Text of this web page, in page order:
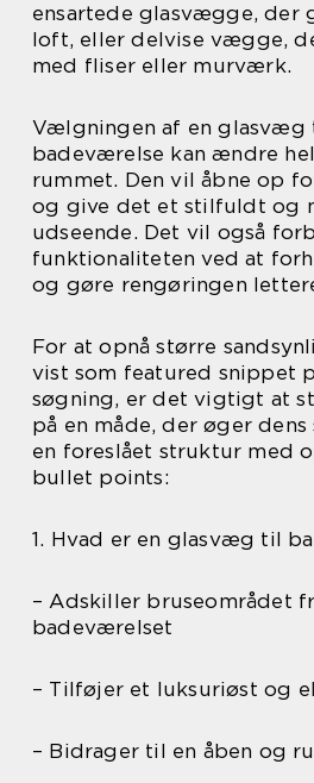
ensartede glasvægge, der
loft, eller delvise vægge,
med fliser eller murværk.
Vælgningen af en glasvæg
badeværelse kan ændre
rummet. Den vil åbne op
og give det et stilfuldt og
udseende. Det vil også
funktionaliteten ved at
og gøre rengøringen
For at opnå større
vist som featured snippet
søgning, er det vigtigt at
på en måde, der øger
en foreslået struktur med
bullet points:
1. Hvad er en glasvæg til
– Adskiller bruseområdet
badeværelset
– Tilføjer et luksuriøst og
– Bidrager til en åben og